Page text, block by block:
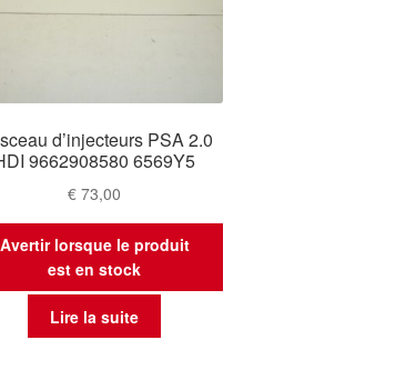
d’injecteurs PSA 2.0
9662908580 6569Y5
€ 73,00
Avertir lorsque le produit
est en stock
Lire la suite